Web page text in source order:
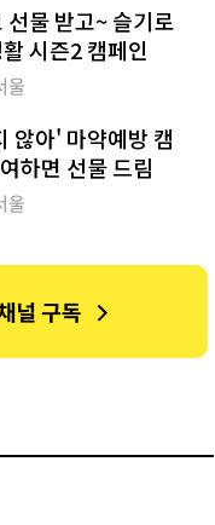
선물 받고~ 슬기로
시즌2 캠페인
울
않아' 마약예방 캠
하면 선물 드림
울